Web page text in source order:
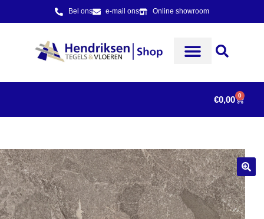
Bel ons e-mail ons Online showroom
€0,00 0